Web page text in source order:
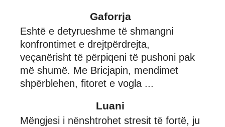
Gaforrja
Eshtë e detyrueshme të shmangni
konfrontimet e drejtpërdrejta,
veçanërisht të përpiqeni të pushoni pak
më shumë. Me Bricjapin, mendimet
shpërblehen, fitoret e vogla ...
Luani
Mëngjesi i nënshtrohet stresit të fortë, ju